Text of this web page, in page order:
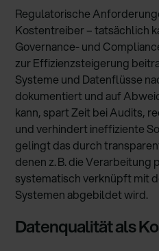
Regulatorische
Kostentreiber – tatsächlich
Governance- und
zur Effizienzsteigerung
Systeme und Datenflüsse
dokumentiert und auf
kann, spart Zeit bei Audits,
und verhindert ineffiziente
gelingt das durch
denen z. B. die
systematisch verknüpft mit
Systemen abgebildet wird.
Datenqualität als